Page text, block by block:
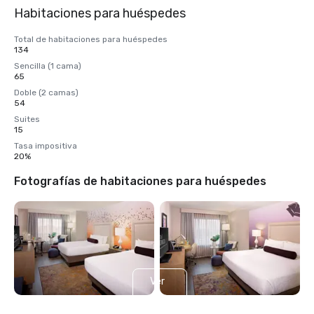
Habitaciones para huéspedes
Total de habitaciones para huéspedes
134
Sencilla (1 cama)
65
Doble (2 camas)
54
Suites
15
Tasa impositiva
20%
Fotografías de habitaciones para huéspedes
Ver
4